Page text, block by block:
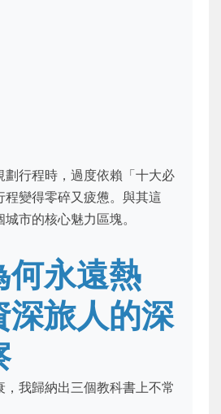
劃行程時，過度依賴「十大必
程變得零碎又疲憊。與其這
市的核心魅力區塊。
何永遠熱
深旅人的深
，我歸納出三個教科書上不常